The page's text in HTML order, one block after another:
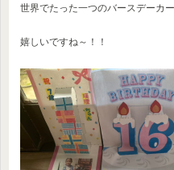
世界でたった一つのバースデーカ
嬉しいですね～！！